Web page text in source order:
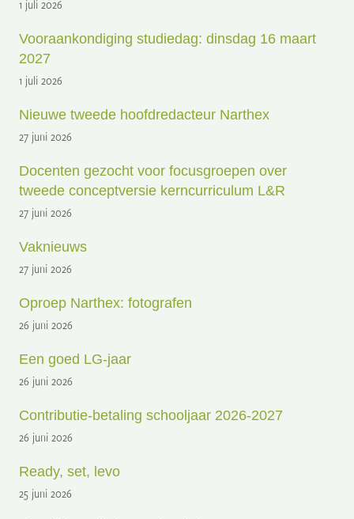
1 juli 2026
Vooraankondiging studiedag: dinsdag 16 maart
2027
1 juli 2026
Nieuwe tweede hoofdredacteur Narthex
27 juni 2026
Docenten gezocht voor focusgroepen over
tweede conceptversie kerncurriculum L&R
27 juni 2026
Vaknieuws
27 juni 2026
Oproep Narthex: fotografen
26 juni 2026
Een goed LG-jaar
26 juni 2026
Contributie-betaling schooljaar 2026-2027
26 juni 2026
Ready, set, levo
25 juni 2026